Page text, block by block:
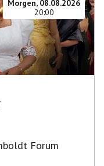
Morgen, 08.08.2026
20:00
Forum